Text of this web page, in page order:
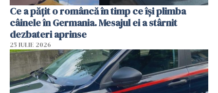
Ce a pățit o româncă în timp ce își plimba
câinele în Germania. Mesajul ei a stârnit
dezbateri aprinse
25 IULIE 2026